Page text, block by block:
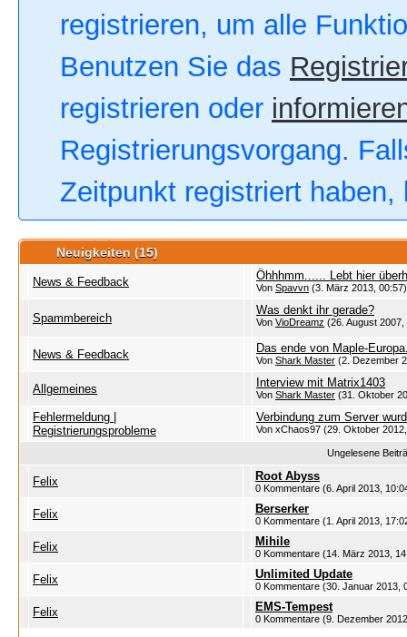
registrieren, um alle
Benutzen Sie das
registrieren oder
Registrierungsvorgang.
Zeitpunkt registriert
Neuigkeiten (15)
News & Feedback Öhhhmm...... Lebt hier
Von Spavvn (3. März 2013, 00:57)
Spammbereich
Was denkt ihr gerade?
Von VioDreamz (26. August 2007,
News & Feedback Das ende von Maple-
Von Shark Master (2. Dezember
Allgemeines Interview mit Matrix1403
Von Shark Master (31. Oktober
Fehlermeldung |
Registrierungsprobleme
Verbindung zum Server
Von xChaos97 (29. Oktober
Ungelesene
Felix Root Abyss
0 Kommentare (6. April 2013,
Felix Berserker
0 Kommentare (1. April 2013,
Felix Mihile
0 Kommentare (14. März 2013,
Felix Unlimited Update
0 Kommentare (30. Januar 2013,
Felix EMS-Tempest
0 Kommentare (9. Dezember